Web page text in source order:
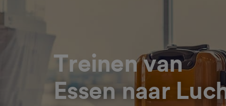
Treinen van
Essen naar